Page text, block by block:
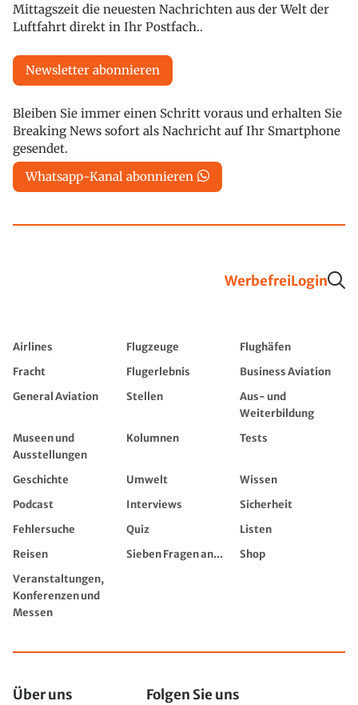
Mittagszeit die neuesten Nachrichten aus der Welt der
Luftfahrt direkt in Ihr Postfach..
Newsletter abonnieren
Bleiben Sie immer einen Schritt voraus und erhalten Sie
Breaking News sofort als Nachricht auf Ihr Smartphone
gesendet.
Whatsapp-Kanal abonnieren
WerbefreiLogin
Airlines Flugzeuge
Flughäfen
Fracht
Flugerlebnis
Business Aviation
General Aviation
Stellen
Aus- und
Weiterbildung
Museen und
Ausstellungen
Kolumnen Tests
Geschichte Umwelt
Wissen
Podcast
Interviews
Sicherheit
Fehlersuche
Quiz
Listen
Reisen
Sieben Fragen an...
Shop
Veranstaltungen,
Konferenzen und
Messen
Über uns Folgen Sie uns